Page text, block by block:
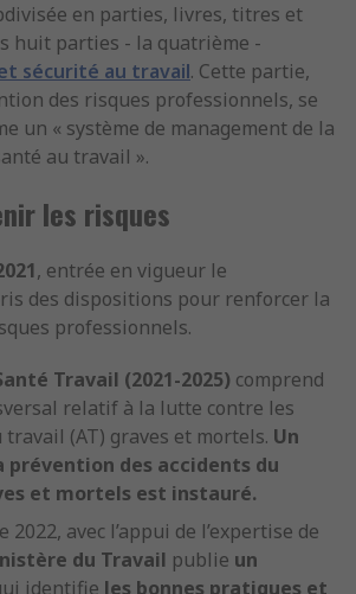
en parties, livres, titres et
huit parties - la quatrième -
sécurité au travail. Cette partie,
des risques professionnels, se
un « système de management de la
au travail ».
les risques
, entrée en vigueur le
des dispositions pour renforcer la
professionnels.
Travail (2021-2025) comprend
relatif à la lutte contre les
travail (AT) graves et mortels. Un
prévention des accidents du
et mortels est instauré.
2022, avec l’appui de l’expertise de
du Travail publie un
identifie les bonnes pratiques et